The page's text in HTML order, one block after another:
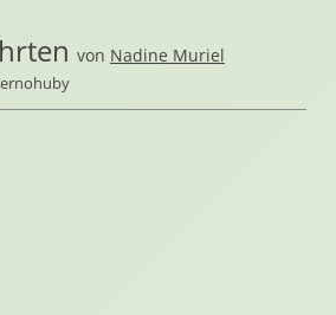
von Nadine Muriel